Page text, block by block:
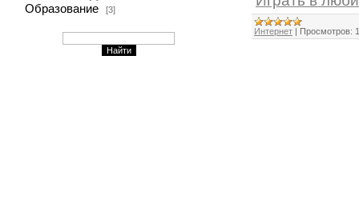
Образование [3]
Интернет | Просмотров: